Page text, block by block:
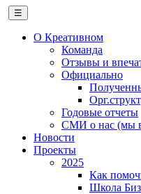
☰
О Креативном
Команда
Отзывы и
Официально
Годовые отчеты
СМИ о нас (мы
Новости
Проекты
2025
Как
Школа